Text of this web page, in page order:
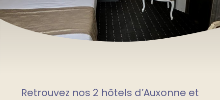
Retrouvez nos 2 hôtels d’Auxonne et